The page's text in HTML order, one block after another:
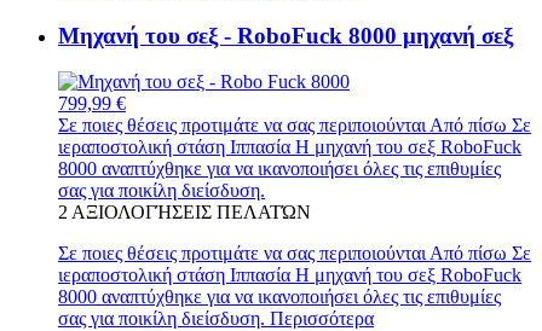
Μηχανή του σεξ - RoboFuck 8000 μηχανή σεξ
799,99 €
Σε ποιες θέσεις προτιμάτε να σας περιποιούνται Από πίσω Σε
ιεραποστολική στάση Ιππασία Η μηχανή του σεξ RoboFuck
8000 αναπτύχθηκε για να ικανοποιήσει όλες τις επιθυμίες
σας για ποικίλη διείσδυση.
2ΑΞΙΟΛΟΓΉΣΕΙΣ ΠΕΛΑΤΏΝ
Σε ποιες θέσεις προτιμάτε να σας περιποιούνται Από πίσω Σε
ιεραποστολική στάση Ιππασία Η μηχανή του σεξ RoboFuck
8000 αναπτύχθηκε για να ικανοποιήσει όλες τις επιθυμίες
σας για ποικίλη διείσδυση. Περισσότερα